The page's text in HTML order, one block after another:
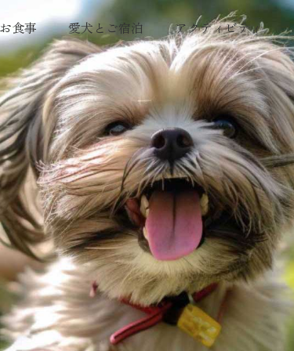
お食事 愛犬とご宿泊 アクティビティ